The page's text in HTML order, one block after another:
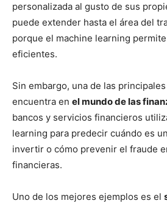
personalizada al gusto de sus
puede extender hasta el área del
porque el machine learning
eficientes.
Sin embargo, una de las
encuentra en el mundo de las
bancos y servicios financieros
learning para predecir cuándo es
invertir o cómo prevenir el fraude
financieras.
Uno de los mejores ejemplos es el